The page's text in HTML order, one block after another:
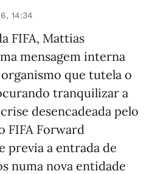
14:34
FIFA, Mattias
mensagem interna
que tutela o
tranquilizar a
desencadeada pelo
FIFA Forward
previa a entrada de
numa nova entidade